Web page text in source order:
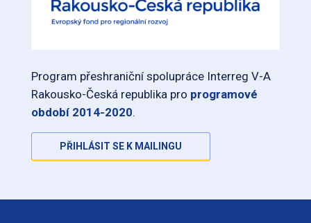
Program přeshraniční spolupráce Interreg V-A
Rakousko-Česká republika pro programové
období 2014-2020.
PŘIHLÁSIT SE K MAILINGU